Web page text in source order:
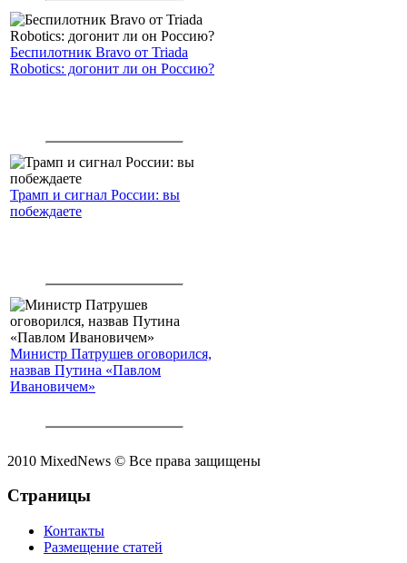
Беспилотник Bravo от Triada
Robotics: догонит ли он Россию?
Трамп и сигнал России: вы
побеждаете
Министр Патрушев оговорился,
назвав Путина «Павлом
Ивановичем»
2010 MixedNews © Все права защищены
Страницы
Контакты
Размещение статей